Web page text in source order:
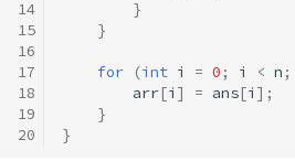
14
15
16
17
18
19
20
}
}
for (int i = 0 ; i < n ;
arr [i ] = ans [i ];
}
}